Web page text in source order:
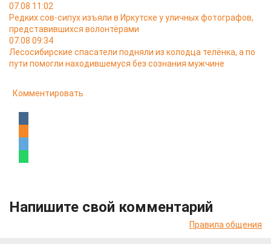
07.08 11:02
Редких сов-сипух изъяли в Иркутске у уличных фотографов,
представившихся волонтёрами
07.08 09:34
Лесосибирские спасатели подняли из колодца телёнка, а по
пути помогли находившемуся без сознания мужчине
Комментировать
Напишите свой комментарий
Правила общения